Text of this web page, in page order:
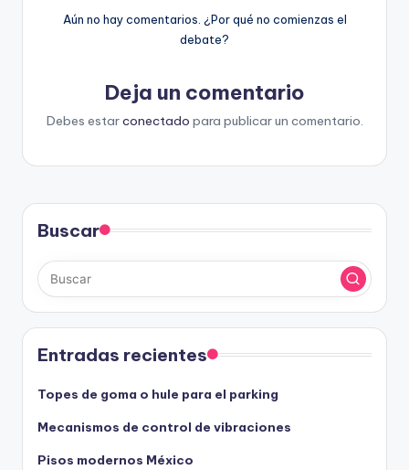
Aún no hay comentarios. ¿Por qué no comienzas el
debate?
Deja un comentario
Debes estarconectado para publicar un comentario.
Buscar
Entradas recientes
Topes de goma o hule para el parking
Mecanismos de control de vibraciones
Pisos modernos México